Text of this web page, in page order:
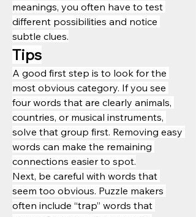
meanings, you often have to test
different possibilities and notice
subtle clues.
Tips
A good first step is to look for the
most obvious category. If you see
four words that are clearly animals,
countries, or musical instruments,
solve that group first. Removing easy
words can make the remaining
connections easier to spot.
Next, be careful with words that
seem too obvious. Puzzle makers
often include “trap” words that